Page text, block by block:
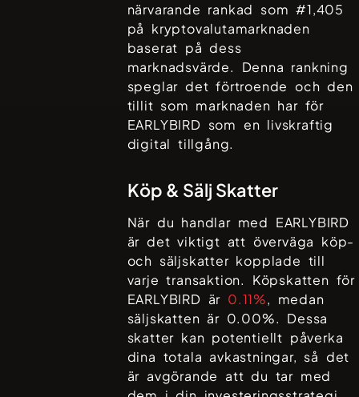
närvarande rankad som #1,405
på kryptovalutamarknaden
baserat på dess
marknadsvärde. Denna rankning
speglar det förtroende och den
tillit som marknaden har för
EARLYBIRD som en livskraftig
digital tillgång.
Köp & Sälj Skatter
När du handlar med EARLYBIRD
är det viktigt att överväga köp-
och säljskatter kopplade till
varje transaktion. Köpskatten för
EARLYBIRD är 0.11%, medan
säljskatten är 0.00%. Dessa
skatter kan potentiellt påverka
dina totala avkastningar, så det
är avgörande att du tar med